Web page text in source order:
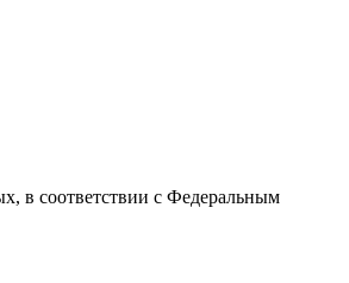
в соответствии с Федеральным